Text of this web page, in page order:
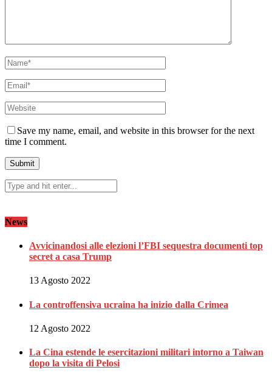
Save my name, email, and website in this browser for the next
time I comment.
News
Avvicinandosi alle elezioni l’FBI sequestra documenti top
secret a casa Trump
13 Agosto 2022
La controffensiva ucraina ha inizio dalla Crimea
12 Agosto 2022
La Cina estende le esercitazioni militari intorno a Taiwan
dopo la visita di Pelosi